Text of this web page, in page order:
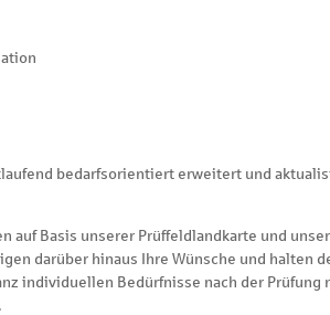
bedarfsorientiert erweitert und
auf Basis unserer Prüffeldlandkarte und
darüber hinaus Ihre Wünsche und halten
individuellen Bedürfnisse nach der